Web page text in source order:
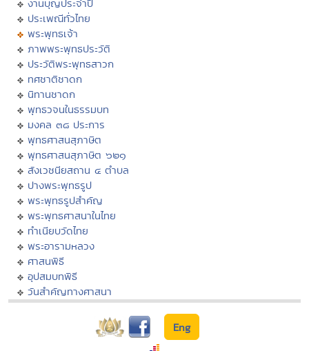
งานบุญประจำปี
ประเพณีทั่วไทย
พระพุทธเจ้า
ภาพพระพุทธประวัติ
ประวัติพระพุทธสาวก
ทศชาติชาดก
นิทานชาดก
พุทธวจนในธรรมบท
มงคล ๓๘ ประการ
พุทธศาสนสุภาษิต
พุทธศาสนสุภาษิต ๖๒๑
สังเวชนียสถาน ๔ ตำบล
ปางพระพุทธรูป
พระพุทธรูปสำคัญ
พระพุทธศาสนาในไทย
ทำเนียบวัดไทย
พระอารามหลวง
ศาสนพิธี
อุปสมบทพิธี
วันสำคัญทางศาสนา
Eng